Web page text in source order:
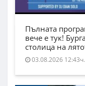
Пълната
вече е тук!
столица на
03.08.2026 12:43ч.